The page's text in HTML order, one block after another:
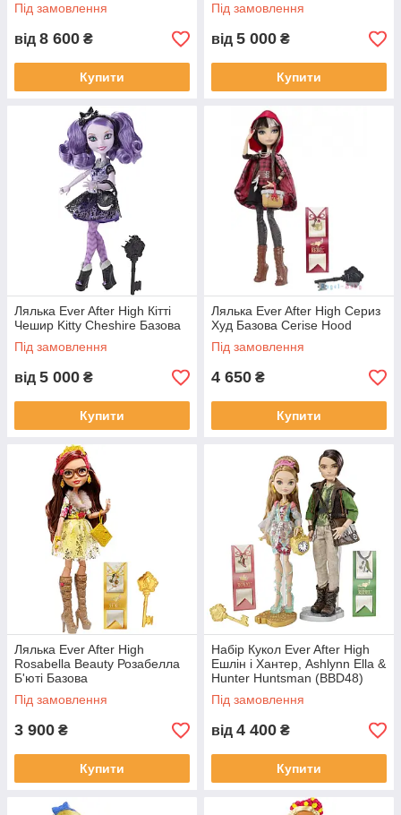
Під замовлення
від 8 600 ₴
Купити
Під замовлення
від 5 000 ₴
Купити
Лялька Ever After High Кітті
Чешир Kitty Cheshire Базова
Під замовлення
від 5 000 ₴
Купити
Лялька Ever After High Сериз
Худ Базова Cerise Hood
Під замовлення
4 650 ₴
Купити
Лялька Ever After High
Rosabella Beauty Розабелла
Б'юті Базова
Під замовлення
3 900 ₴
Купити
Набір Кукол Ever After High
Ешлін і Хантер, Ashlynn Ella &
Hunter Huntsman (BBD48)
Під замовлення
від 4 400 ₴
Купити